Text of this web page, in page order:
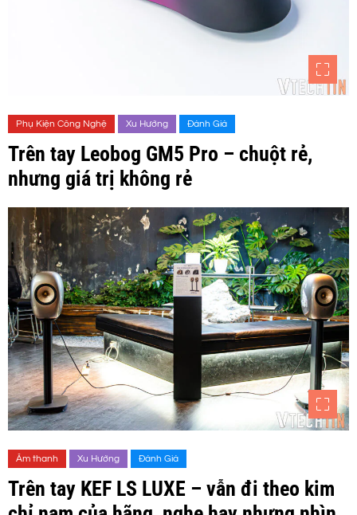
Phụ Kiện Công Nghệ Xu Hướng Đánh Giá
Trên tay Leobog GM5 Pro – chuột rẻ,
nhưng giá trị không rẻ
Âm thanh Xu Hướng Đánh Giá
Trên tay KEF LS LUXE – vẫn đi theo kim